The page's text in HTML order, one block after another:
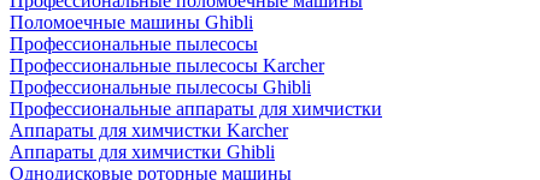
Поломоечные машины Ghibli
Профессиональные пылесосы
Профессиональные пылесосы Karcher
Профессиональные пылесосы Ghibli
Профессиональные аппараты для химчистки
Аппараты для химчистки Karcher
Аппараты для химчистки Ghibli
Однодисковые роторные машины